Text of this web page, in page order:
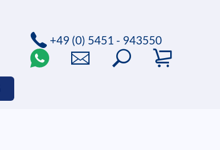
+49 (0) 5451 - 943550